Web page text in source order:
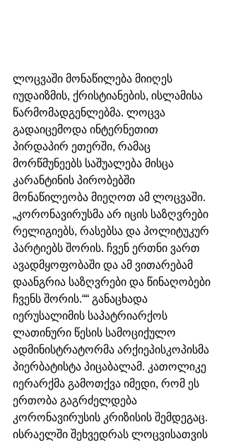
ლოცვაში მონაწილება მიიღეს
იუდაიზმის, ქრისტიანების, ისლამისა
წარმომადგენლებმა. ლოცვა
გადაიცემოდა ინტერნეთით
პირდაპირ ეთერში, რამაც
მორწმუნეებს საშუალება მისცა
კარანტინის პირობებში
მონაწილეობა მიეღოთ ამ ლოცვაში.
„კორონავირუსმა არ იცის საზღვრები
რელიგიებს, რასებსა და პოლიტუკურ
პარტიებს შორის. ჩვენ ერთნი ვართ
ავადმყოფობაში და ამ ვითარებამ
დაანგრია საზღვრები და წინაღობები
ჩვენს შორის.““ განაცხადა
იერუსალიმის საპატრიარქოს
ლათინური წესის სამოციქულო
ადმინისტრატორმა არქიეპისკოპისმა
პიერბატისტა პიცაბალამ. კათოლიკე
იერარქმა გამოთქვა იმედი, რომ ეს
ერთობა გაგრძელდება
კორონავირუსის კრიზისის შემდეგაც.
ისრაელში შეხვედრას ლოცვისათვის